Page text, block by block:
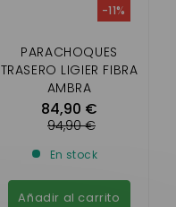
PARACHOQUES
TRASERO LIGIER FIBRA
AMBRA
84,90 €
-11%
94,90 €
En stock
Añadir al carrito